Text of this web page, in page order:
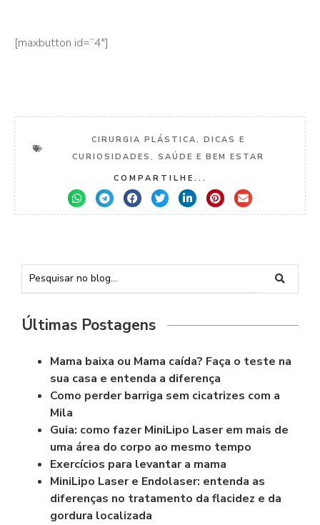
[maxbutton id=”4″]
CIRURGIA PLÁSTICA , DICAS E
CURIOSIDADES , SAÚDE E BEM ESTAR
COMPARTILHE...
Últimas Postagens
Mama baixa ou Mama caída? Faça o teste na
sua casa e entenda a diferença
Como perder barriga sem cicatrizes com a
Mila
Guia: como fazer MiniLipo Laser em mais de
uma área do corpo ao mesmo tempo
Exercícios para levantar a mama
MiniLipo Laser e Endolaser: entenda as
diferenças no tratamento da flacidez e da
gordura localizada